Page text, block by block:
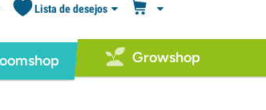
Lista de desejos
Growshop